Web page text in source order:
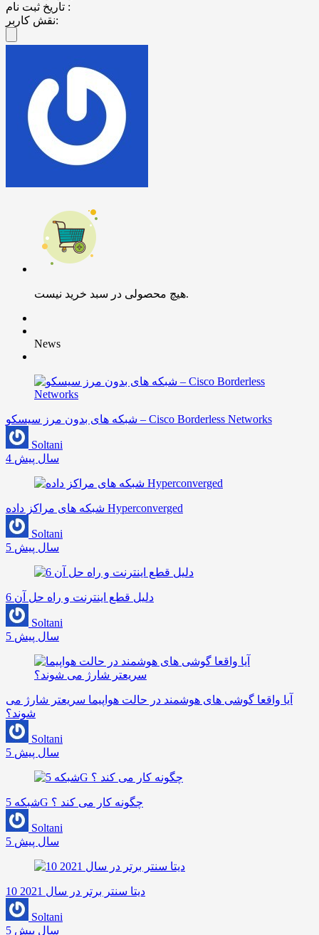
تاریخ ثبت نام :
نقش کاربر:
هیچ محصولی در سبد خرید نیست.
News
شبکه های بدون مرز سیسکو – Cisco Borderless Networks
Soltani
4 سال پیش
شبکه های مراکز داده Hyperconverged
Soltani
5 سال پیش
6 دلیل قطع اینترنت و راه حل آن
Soltani
5 سال پیش
آیا واقعا گوشی های هوشمند در حالت هواپیما سریعتر شارژ می
شوند؟
Soltani
5 سال پیش
شبکه 5G چگونه کار می کند ؟
Soltani
5 سال پیش
10 دیتا سنتر برتر در سال 2021
Soltani
5 سال پیش